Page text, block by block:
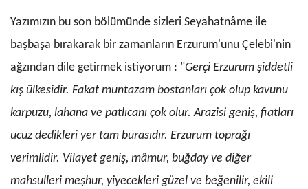
Yazımızın bu son bölümünde sizleri Seyahatnâme ile
başbaşa bırakarak bir zamanların Erzurum'unu Çelebi'nin
ağzından dile getirmek istiyorum : "Gerçi Erzurum şiddetli
kış ülkesidir. Fakat muntazam bos­tanları çok olup kavunu
karpuzu, lahana ve patlıcanı çok olur. Arazisi geniş, fiatları
ucuz dedikleri yer tam burasıdır. Erzurum toprağı
verimlidir. Vilayet geniş, mâmur, buğday ve diğer
mahsulleri meşhur, yiyecek­leri güzel ve beğenilir, ekili